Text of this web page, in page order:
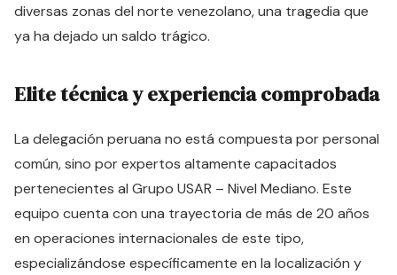
diversas zonas del norte venezolano, una tragedia que
ya ha dejado un saldo trágico.
Elite técnica y experiencia comprobada
La delegación peruana no está compuesta por personal
común, sino por expertos altamente capacitados
pertenecientes al Grupo USAR – Nivel Mediano. Este
equipo cuenta con una trayectoria de más de 20 años
en operaciones internacionales de este tipo,
especializándose específicamente en la localización y